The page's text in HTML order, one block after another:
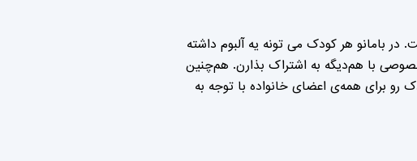
بامانو هر کودک می تونه یه آلبوم داشته
با هم‌دیگه به اشتراک بذارن. هم‌چنین
رو برای همه‌ی اعضای خانواده با توجه به